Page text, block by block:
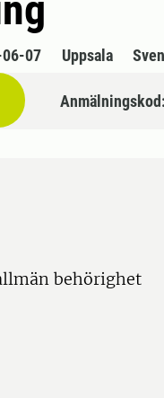
07 Uppsala
behörighet